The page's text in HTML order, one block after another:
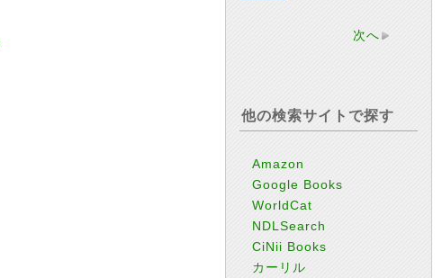
次へ
他の検索サイトで探す
Amazon
Google Books
WorldCat
NDLSearch
CiNii Books
カーリル